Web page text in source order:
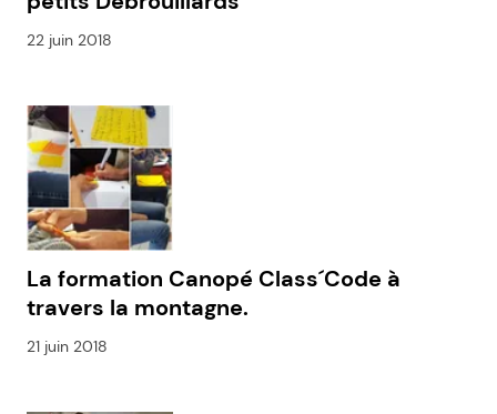
22 juin 2018
La formation Canopé Class´Code à
travers la montagne.
21 juin 2018